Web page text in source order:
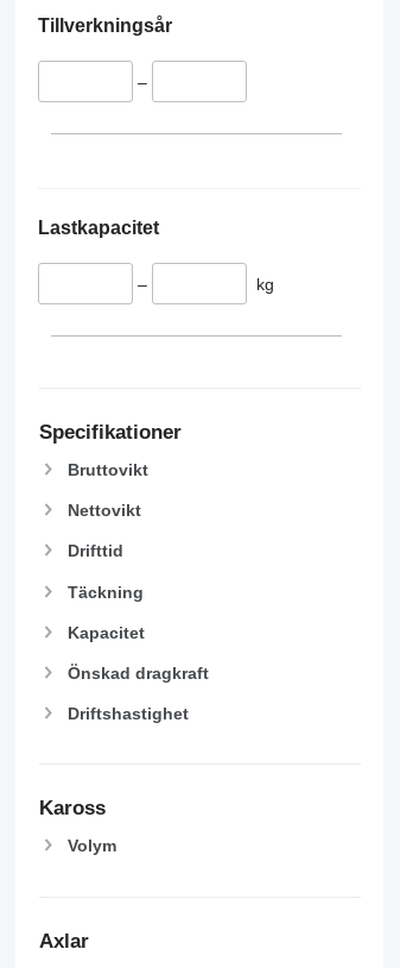
Tillverkningsår
–
Lastkapacitet
– kg
Specifikationer
Bruttovikt
Nettovikt
Drifttid
Täckning
Kapacitet
Önskad dragkraft
Driftshastighet
Kaross
Volym
Axlar